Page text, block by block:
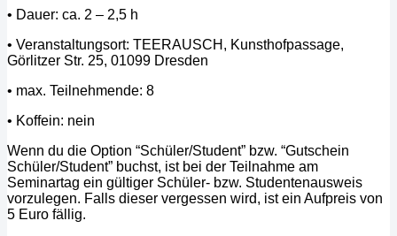
• Dauer: ca. 2 – 2,5 h
• Veranstaltungsort: TEERAUSCH, Kunsthofpassage,
Görlitzer Str. 25, 01099 Dresden
• max. Teilnehmende: 8
• Koffein: nein
Wenn du die Option “Schüler/Student” bzw. “Gutschein
Schüler/Student” buchst, ist bei der Teilnahme am
Seminartag ein gültiger Schüler- bzw. Studentenausweis
vorzulegen. Falls dieser vergessen wird, ist ein Aufpreis von
5 Euro fällig.